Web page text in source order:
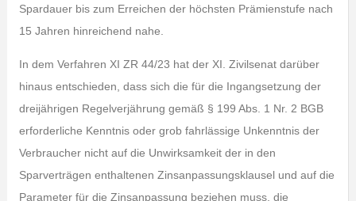
Spardauer bis zum Erreichen der höchsten Prämienstufe nach
15 Jahren hinreichend nahe.
In dem Verfahren XI ZR 44/23 hat der XI. Zivilsenat darüber
hinaus entschieden, dass sich die für die Ingangsetzung der
dreijährigen Regelverjährung gemäß § 199 Abs. 1 Nr. 2 BGB
erforderliche Kenntnis oder grob fahrlässige Unkenntnis der
Verbraucher nicht auf die Unwirksamkeit der in den
Sparverträgen enthaltenen Zinsanpassungsklausel und auf die
Parameter für die Zinsanpassung beziehen muss, die